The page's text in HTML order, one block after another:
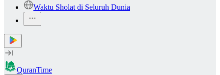
Waktu Sholat di Seluruh Dunia
QuranTime